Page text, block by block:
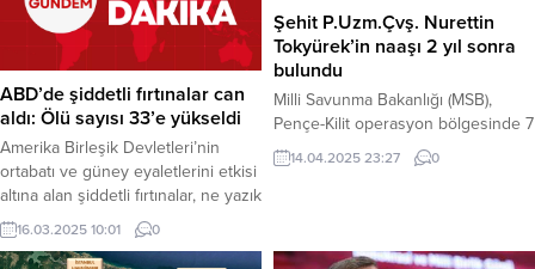
belirlendi. Depremin 7,02 kilometre
derinlikte gerçekleştiği kaydedildi.
An itibarıyla depremden dolayı
herhangi bir can kaybı veya
yaralanma...
Millet Meclisi (TBMM), 11 Şubat
1924’te Samsun Mavnacılar
Loncası’nın Milli Mücadele’de...
ABD’de şiddetli fırtınalar can
aldı: Ölü sayısı 33’e yükseldi
Amerika Birleşik Devletleri’nin
ortabatı ve güney eyaletlerini etkisi
altına alan şiddetli fırtınalar, ne yazık
ki can kayıplarına neden olmaya
devam ediyor. Son bilgilere göre,
16.03.2025 10:01 0
Şehit P.Uzm.Çvş. Nurettin
Tokyürek’in naaşı 2 yıl sonra
bulundu
Milli Savunma Bakanlığı (MSB),
Pençe-Kilit operasyon bölgesinde 7
Temmuz 2022 tarihinde şehit olan
ve o tarihten beri naaşına
14.04.2025 23:27 0